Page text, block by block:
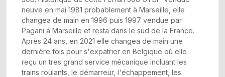
neuve en mai 1981 probablement à Marseille, elle
changea de main en 1996 puis 1997 vendue par
Pagani à Marseille et resta dans le sud de la France.
Après 24 ans, en 2021 elle changea de main une
dernière fois pour s'expatrier en Belgique où elle
reçu un tres grand service mécanique incluant les
trains roulants, le démarreur, l'échappement, les